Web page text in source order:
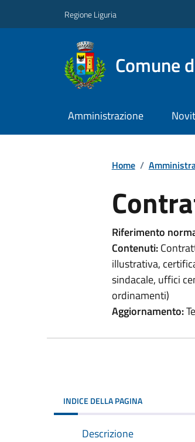
Regione Liguria
Comune
Amministrazione
Home /
Riferimento
Contenuti:
illustrativa,
sindacale, uffici
ordinamenti)
Aggiornamento:
INDICE DELLA PAGINA
Descrizione